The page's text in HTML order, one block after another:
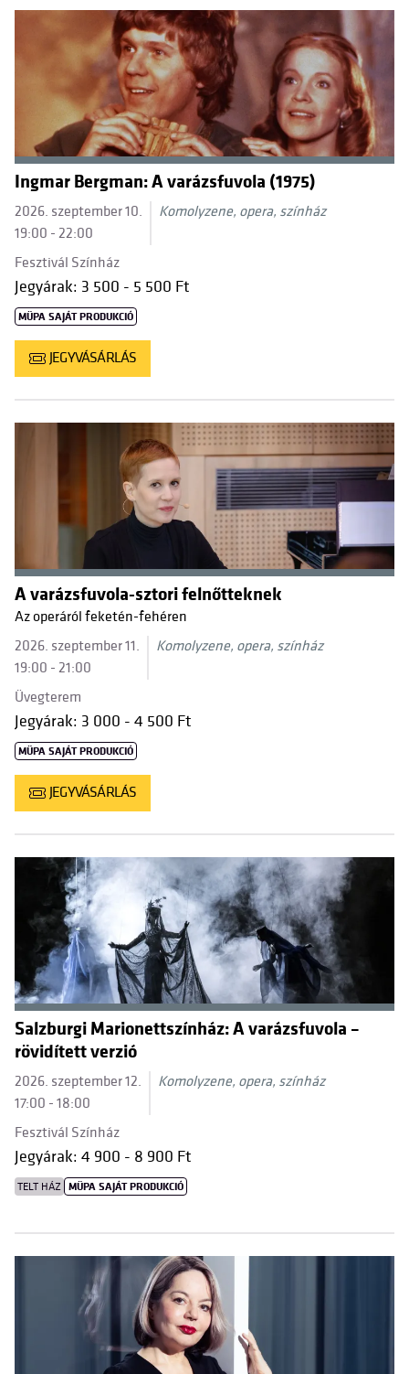
Ingmar Bergman: A varázsfuvola (1975)
2026. szeptember 10.
19:00 - 22:00
Komolyzene, opera, színház
Fesztivál Színház
Jegyárak: 3 500 - 5 500 Ft
MÜPA SAJÁT PRODUKCIÓ
JEGYVÁSÁRLÁS
A varázsfuvola-sztori felnőtteknek
Az operáról feketén-fehéren
2026. szeptember 11.
19:00 - 21:00
Komolyzene, opera, színház
Üvegterem
Jegyárak: 3 000 - 4 500 Ft
MÜPA SAJÁT PRODUKCIÓ
JEGYVÁSÁRLÁS
Salzburgi Marionettszínház: A varázsfuvola –
rövidített verzió
2026. szeptember 12.
17:00 - 18:00
Komolyzene, opera, színház
Fesztivál Színház
Jegyárak: 4 900 - 8 900 Ft
TELT HÁZ MÜPA SAJÁT PRODUKCIÓ